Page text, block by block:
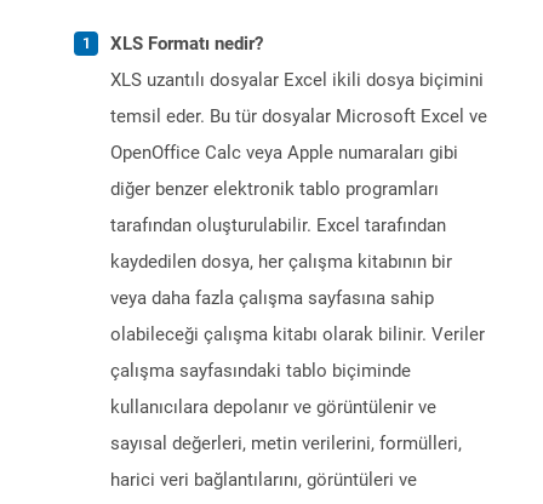
XLS Formatı nedir?
XLS uzantılı dosyalar Excel ikili dosya biçimini
temsil eder. Bu tür dosyalar Microsoft Excel ve
OpenOffice Calc veya Apple numaraları gibi
diğer benzer elektronik tablo programları
tarafından oluşturulabilir. Excel tarafından
kaydedilen dosya, her çalışma kitabının bir
veya daha fazla çalışma sayfasına sahip
olabileceği çalışma kitabı olarak bilinir. Veriler
çalışma sayfasındaki tablo biçiminde
kullanıcılara depolanır ve görüntülenir ve
sayısal değerleri, metin verilerini, formülleri,
harici veri bağlantılarını, görüntüleri ve